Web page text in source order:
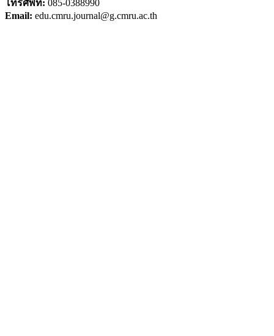
โทรศัพท์: 085-0388990
Email: edu.cmru.journal@g.cmru.ac.th